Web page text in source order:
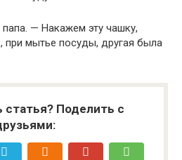
— Накажем эту чашку,
мытье посуды, другая была
статья? Поделить с